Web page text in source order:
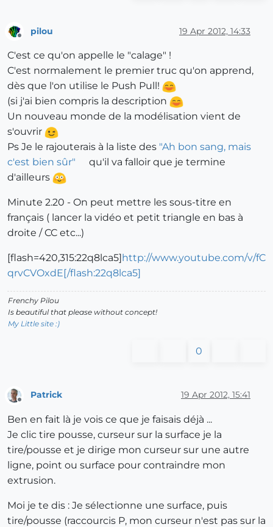
pilou 19 Apr 2012, 14:33
C'est ce qu'on appelle le "calage" !
C'est normalement le premier truc qu'on apprend,
dès que l'on utilise le Push Pull!
(si j'ai bien compris la description
Un nouveau monde de la modélisation vient de
s'ouvrir
Ps Je le rajouterais à la liste des "Ah bon sang, mais
c'est bien sûr"
qu'il va falloir que je termine
d'ailleurs
Minute 2.20 - On peut mettre les sous-titre en
français ( lancer la vidéo et petit triangle en bas à
droite / CC etc...)
[flash=420,315:22q8lca5] http://www.youtube.com/v/fC
qrvCVOxdE[/flash:22q8lca5]
Frenchy Pilou
Is beautiful that please without concept!
My Little site :)
0
Offline
Patrick 19 Apr 2012, 15:41
Ben en fait là je vois ce que je faisais déjà ...
Je clic tire pousse, curseur sur la surface je la
tire/pousse et je dirige mon curseur sur une autre
ligne, point ou surface pour contraindre mon
extrusion.
Moi je te dis : Je sélectionne une surface, puis
tire/pousse (raccourcis P, mon curseur n'est pas sur la